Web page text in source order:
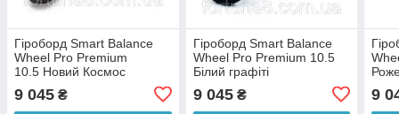
Гіроборд Smart Balance
Wheel Pro Premium
10.5 Новий Космос
9 045 ₴
Гіроборд Smart Balance
Wheel Pro Premium 10.5
Білий графіті
9 045₴ 9